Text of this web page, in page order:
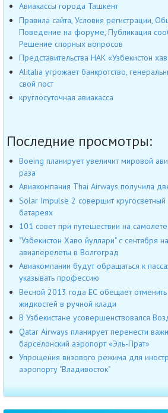
Авиакассы города Ташкент
Правила сайта, Условия регистрации,
Поведение на форуме, Публикация
Решение спорных вопросов
Представительства НАК «Узбекистон
Alitalia угрожает банкротство,
свой пост
круглосуточная авиакасса
Последние просмотры:
Boeing планирует увеличит мировой
раза
Авиакомпания Thai Airways получила
Solar Impulse 2 совершит
батареях
101 совет при путешествии на самолете
"Узбекистон Хаво йуллари" с сентября
авиаперелеты в Волгоград
Авиакомпании будут обращаться к
указывать профессию
Весной 2013 года ЕС обещает отменить
жидкостей в ручной клади
В Узбекистане усовершенствовался
Qatar Airways планирует перенести
барселонский аэропорт «Эль-Прат»
Упрощения визового режима для
аэропорту "Владивосток"